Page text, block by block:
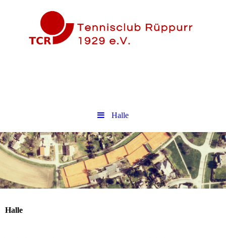
Halle
Halle